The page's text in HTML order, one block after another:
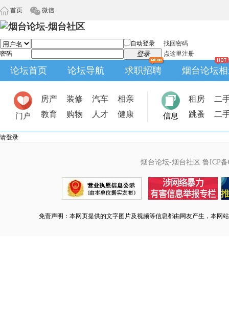
首页 微信
自动登录
找回密码
密码
登录 点这里注册
论坛首页 论坛导航 求职招聘 烟台论坛
门户
房产 装修 汽车
相亲
教育
购物 人才 健康 信息
租房
二
跳蚤
二
请登录
烟台论坛-烟台社区 鲁ICP备
免责声明：本网页提供的文字图片及视频等信息都由网友产生，本网